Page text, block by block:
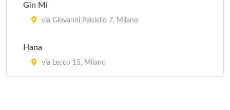
Gin Mi
via Giovanni Paisiello 7, Milano
Hana
via Lecco 15, Milano